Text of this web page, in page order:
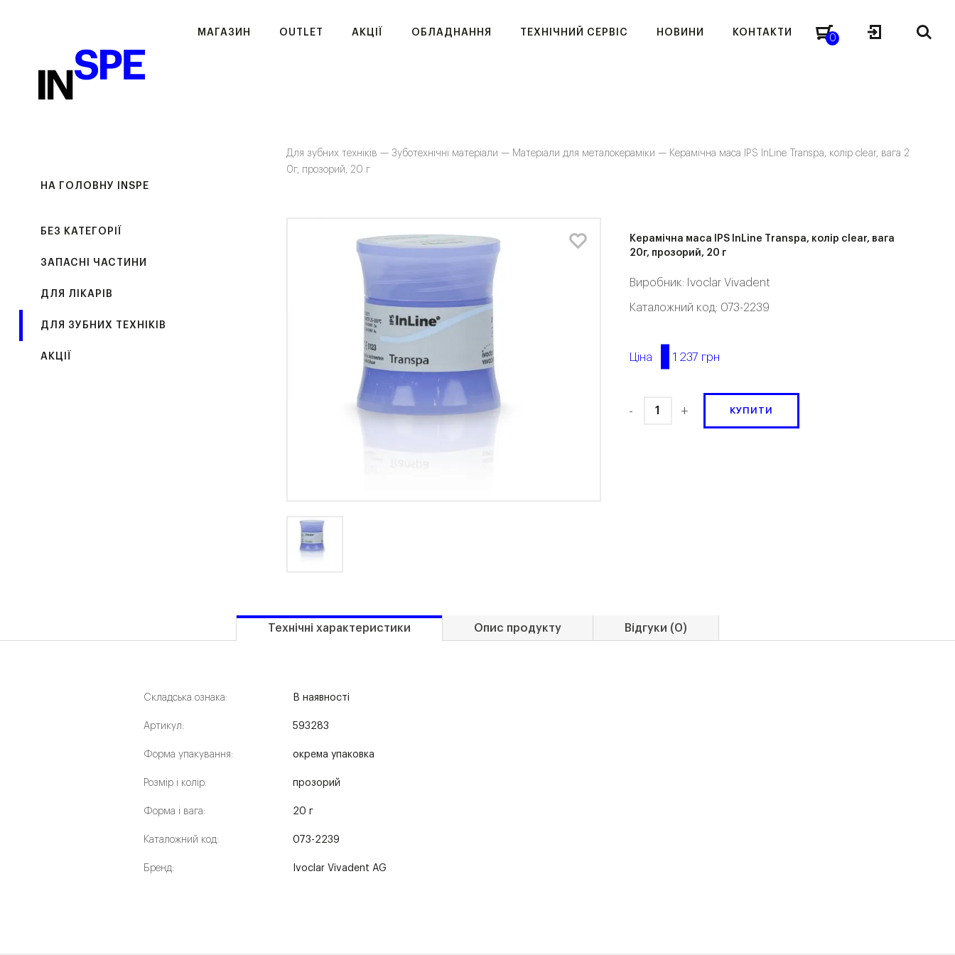
МАГАЗИН OUTLET АКЦІЇ ОБЛАДНАННЯ ТЕХНІЧНИЙ СЕРВІС НОВИНИ КОНТАКТИ
0
НА ГОЛОВНУ INSPE
БЕЗ КАТЕГОРІЇ
ЗАПАСНІ ЧАСТИНИ
ДЛЯ ЛІКАРІВ
ДЛЯ ЗУБНИХ ТЕХНІКІВ
АКЦІЇ
Для зубних техніків —Зуботехнічні матеріали — Матеріали для металокераміки — Керамічна маса IPS InLine Transpa, колір clear, вага 2
0г, прозорий, 20 г
Керамічна маса IPS InLine Transpa, колір clear, вага
20г, прозорий, 20 г
Виробник: Ivoclar Vivadent
Каталожний код: 073-2239
Ціна 1 237 грн
- + КУПИТИ
Технічні характеристики Опис продукту Відгуки (0)
Складська ознака:
Артикул:
Форма упакування:
Розмір і колір:
Форма і вага:
Каталожний код:
Бренд:
В наявності
593283
окрема упаковка
прозорий
20 г
073-2239
Ivoclar Vivadent AG